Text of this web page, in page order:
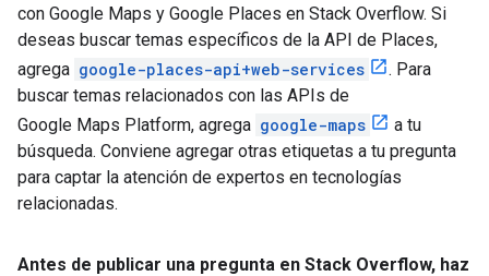
con Google Maps y Google Places en Stack Overflow. Si
deseas buscar temas específicos de la API de Places,
agrega google-places-api+web-services
. Para
buscar temas relacionados con las APIs de
Google Maps Platform, agrega google-maps
a tu
búsqueda. Conviene agregar otras etiquetas a tu pregunta
para captar la atención de expertos en tecnologías
relacionadas.
Antes de publicar una pregunta en Stack Overflow, haz